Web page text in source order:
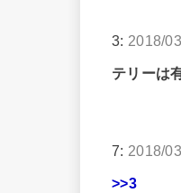
3: 2018/
テリーは
7: 2018/
>>3